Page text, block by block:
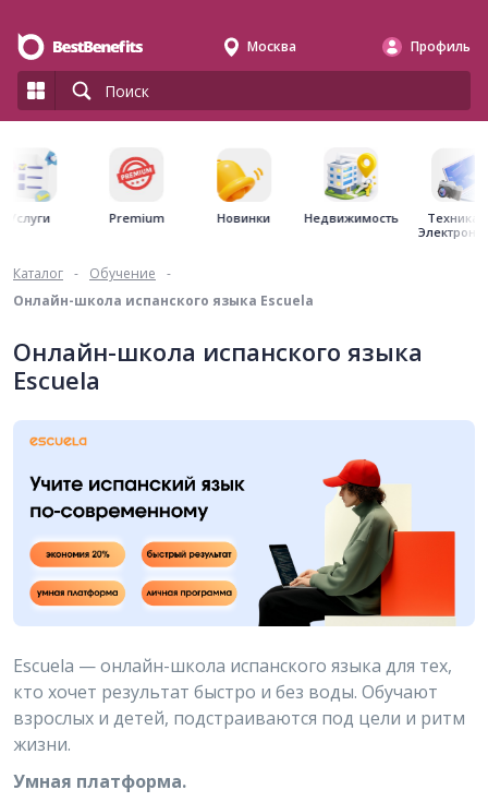
Москва Профиль
Услуги Premium Новинки Недвижимость
Техника
Каталог - Обучение
-
Онлайн-школа испанского языка Escuela
Онлайн-школа испанского языка
Escuela
Escuela — онлайн-школа испанского языка для тех,
кто хочет результат быстро и без воды. Обучают
взрослых и детей, подстраиваются под цели и ритм
жизни.
Умная платформа.